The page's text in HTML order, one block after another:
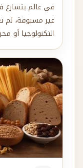
في عالم يتسارع
غير مسبوقة، لم
التكنولوجيا أو